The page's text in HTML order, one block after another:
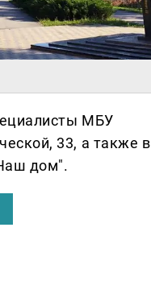
МБУ
33, а также в
дом".